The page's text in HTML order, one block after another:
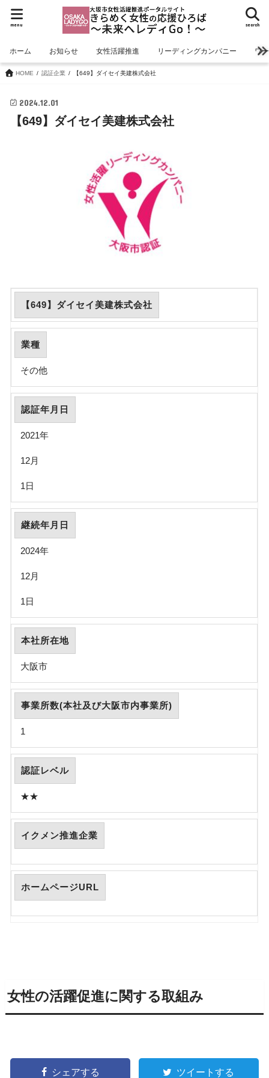
search
menu
ホーム お知らせ 女性活躍推進 リーディングカンパニー ワ
HOME 認証企業 【649】ダイセイ美建株式会社
2024.12.01
【649】ダイセイ美建株式会社
【649】ダイセイ美建株式会社
業種
その他
認証年月日
2021年
12月
1日
継続年月日
2024年
12月
1日
本社所在地
大阪市
事業所数(本社及び大阪市内事業所)
1
認証レベル
★★
イクメン推進企業
ホームページURL
女性の活躍促進に関する取組み
シェアする ツイートする